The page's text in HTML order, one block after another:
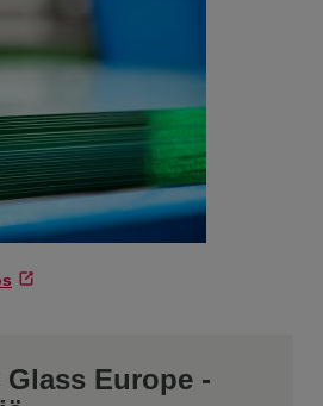
Glass Europe -